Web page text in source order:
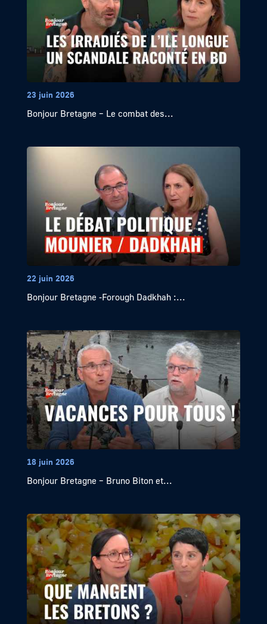
23 juin 2026
Bonjour Bretagne – Le combat des...
22 juin 2026
Bonjour Bretagne -Forough Dadkhah :...
18 juin 2026
Bonjour Bretagne – Bruno Biton et...